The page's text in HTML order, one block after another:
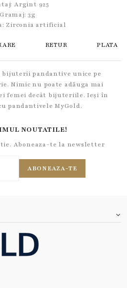
Argint 925
Gramaj: 3g
Zirconia artificial
RETUR PLATA
bijuterii pandantive unice pe
Nimic nu poate adăuga mai
femei decât bijuteriile. Ieși în
pandantivele MyGold.
NOUTATILE!
Aboneaza-te la newsletter
ABONEAZA-TE